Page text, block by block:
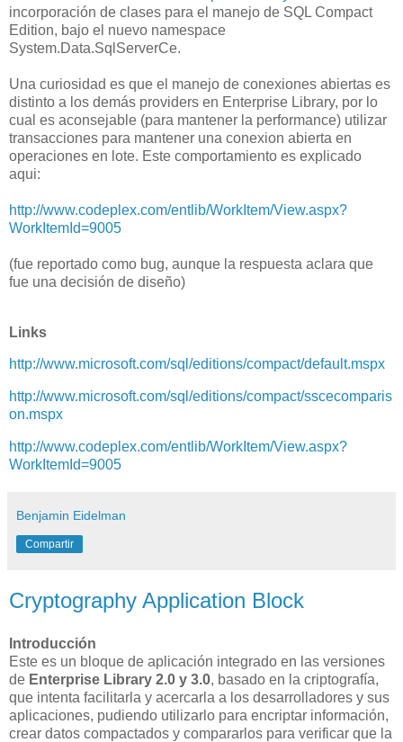
incorporación de clases para el manejo de SQL Compact
Edition, bajo el nuevo namespace
System.Data.SqlServerCe.
Una curiosidad es que el manejo de conexiones abiertas es
distinto a los demás providers en Enterprise Library, por lo
cual es aconsejable (para mantener la performance) utilizar
transacciones para mantener una conexion abierta en
operaciones en lote. Este comportamiento es explicado
aqui:
http://www.codeplex.com/entlib/WorkItem/View.aspx?
WorkItemId=9005
(fue reportado como bug, aunque la respuesta aclara que
fue una decisión de diseño)
Links
http://www.microsoft.com/sql/editions/compact/default.mspx
http://www.microsoft.com/sql/editions/compact/sscecomparis
on.mspx
http://www.codeplex.com/entlib/WorkItem/View.aspx?
WorkItemId=9005
Benjamin Eidelman
Compartir
Cryptography Application Block
Introducción
Este es un bloque de aplicación integrado en las versiones
de Enterprise Library 2.0 y 3.0, basado en la criptografía,
que intenta facilitarla y acercarla a los desarrolladores y sus
aplicaciones, pudiendo utilizarlo para encriptar información,
crear datos compactados y compararlos para verificar que la